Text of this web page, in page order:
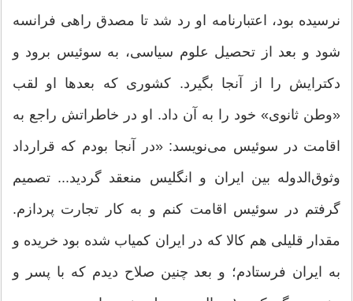
نرسیده بود، اعتبارنامه او رد شد تا مصدق راهی فرانسه
شود و بعد از تحصیل علوم سیاسی، به سوئیس برود و
دکترایش را از آنجا بگیرد. کشوری که بعدها او لقب
«وطن ثانوی» خود را به آن داد. او در خاطراتش راجع به
اقامت در سوئیس می‌نویسد: «در آنجا بودم که قرارداد
وثوق‌الدوله بین ایران و انگلیس منعقد گردید... تصمیم
گرفتم در سوئیس اقامت کنم و به کار تجارت پردازم.
مقدار قلیلی هم کالا که در ایران کمیاب شده بود خریده و
به ایران فرستادم؛ و بعد چنین صلاح دیدم که با پسر و